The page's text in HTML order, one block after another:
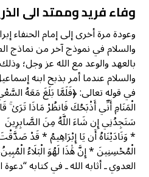
وفاء فريد وممتد الى
وعودة مرة أخرى إلى إمام الحنفاء
والسلام في نموذج آخر من نماذج
بالعهد والوعد مع الله عز وجل؛
والسلام عندما أمر بذبح ابنه
في قوله تعالى: ﴿فَلَمَّا بَلَغَ مَعَهُ
الْمَنَامِ أَنِّي أَذْبَحُكَ فَانظُرْ مَاذَا تَرَىٰ
سَتَجِدُنِي إِن شَاءَ اللَّهُ مِنَ الصَّابِرِينَ
* وَنَادَيْنَاهُ أَن يَا إِبْرَاهِيمُ * قَدْ
الْمُحْسِنِينَ * إِنَّ هَٰذَا لَهُوَ الْبَلَاءُ
العدوي ـ أثابه الله ـ في كتابه